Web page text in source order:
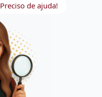
Preciso de ajuda!